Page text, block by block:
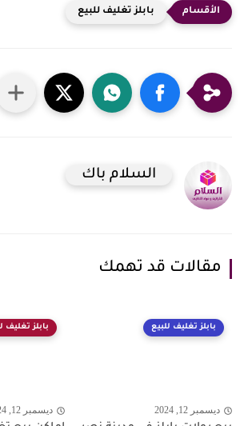
بابلز تغليف للبيع
السلام باك
مقالات قد تهمك
بابلز تغليف للبيع
ديسمبر 12, 2024
بابلز تغليف
ديسمبر 12, 2024